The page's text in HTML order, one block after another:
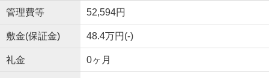
管理費等 52,594円
敷金(保証金) 48.4万円(-)
礼金 0ヶ月